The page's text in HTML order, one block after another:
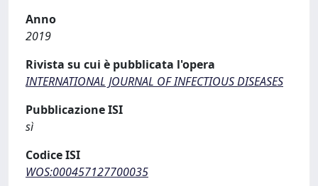
Anno
2019
Rivista su cui è pubblicata l'opera
INTERNATIONAL JOURNAL OF INFECTIOUS DISEASES
Pubblicazione ISI
sì
Codice ISI
WOS:000457127700035